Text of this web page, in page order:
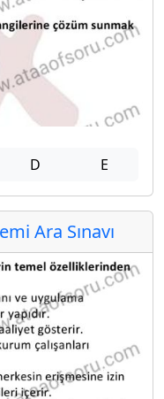
D E
Ara Sınavı